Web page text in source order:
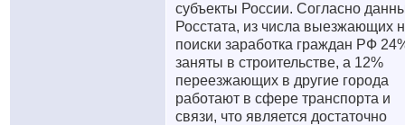
субъекты России. Согласно
Росстата, из числа выезжающих
поиски заработка граждан РФ
заняты в строительстве, а 12%
переезжающих в другие города
работают в сфере транспорта и
связи, что является достаточно